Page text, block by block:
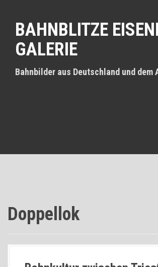
t
BAHNBLITZE
GALERIE
Bahnbilder aus Deutschland und dem
Doppellok